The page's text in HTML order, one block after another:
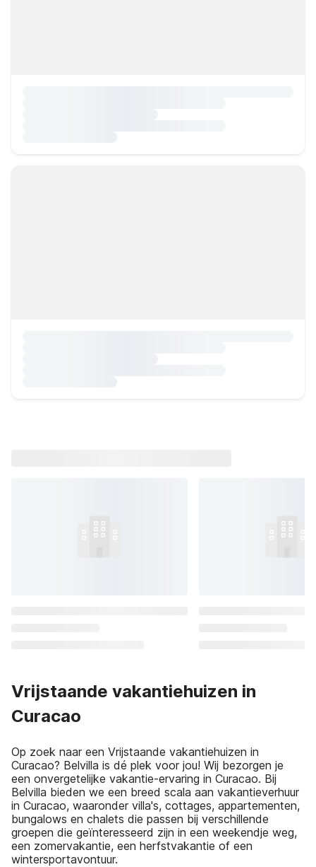
Vrijstaande vakantiehuizen in
Curacao
Op zoek naar een Vrijstaande vakantiehuizen in
Curacao? Belvilla is dé plek voor jou! Wij bezorgen je
een onvergetelijke vakantie-ervaring in Curacao. Bij
Belvilla bieden we een breed scala aan vakantieverhuur
in Curacao, waaronder villa's, cottages, appartementen,
bungalows en chalets die passen bij verschillende
groepen die geïnteresseerd zijn in een weekendje weg,
een zomervakantie, een herfstvakantie of een
wintersportavontuur.